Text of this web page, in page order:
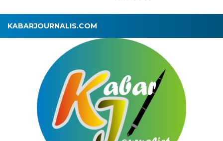
KABARJOURNALIS.COM